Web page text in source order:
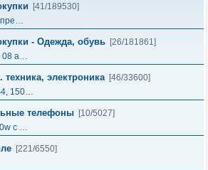
[41/189530]
- Одежда, обувь [26/181861]
08 а…
электроника [46/33600]
150…
телефоны [10/5027]
с …
[221/6550]